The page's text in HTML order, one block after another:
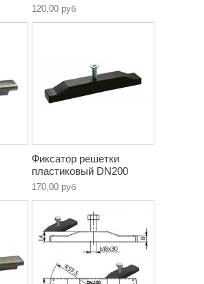
120,00 руб
Фиксатор решетки
пластиковый DN200
170,00 руб